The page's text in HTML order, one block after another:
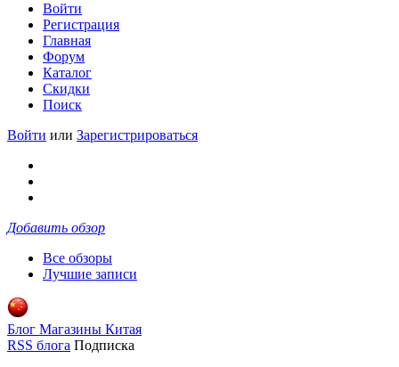
Войти
Регистрация
Главная
Форум
Каталог
Скидки
Поиск
Войти или Зарегистрироваться
Добавить обзор
Все обзоры
Лучшие записи
Блог Магазины Китая
RSS блога Подписка